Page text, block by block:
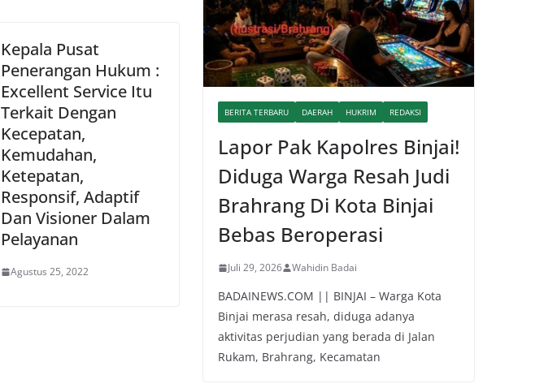
Kepala Pusat
Penerangan Hukum :
Excellent Service Itu
Terkait Dengan
Kecepatan,
Kemudahan,
Ketepatan,
Responsif, Adaptif
Dan Visioner Dalam
Pelayanan
Agustus 25, 2022
BERITA TERBARU DAERAH HUKRIM REDAKSI
Lapor Pak Kapolres Binjai!
Diduga Warga Resah Judi
Brahrang Di Kota Binjai
Bebas Beroperasi
Juli 29, 2026 Wahidin Badai
BADAINEWS.COM || BINJAI – Warga Kota
Binjai merasa resah, diduga adanya
aktivitas perjudian yang berada di Jalan
Rukam, Brahrang, Kecamatan